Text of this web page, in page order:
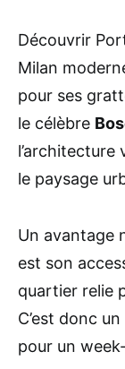
Découvrir
Milan
pour ses
le célèbre
l’architecture
le paysage
Un avantage
est son
quartier relie
C’est donc
pour un